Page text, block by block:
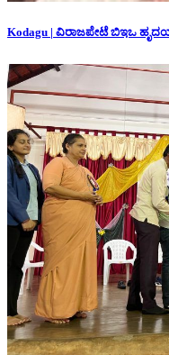
Kodagu | ವಿರಾಜಪೇಟೆ ಬಿಇಒ